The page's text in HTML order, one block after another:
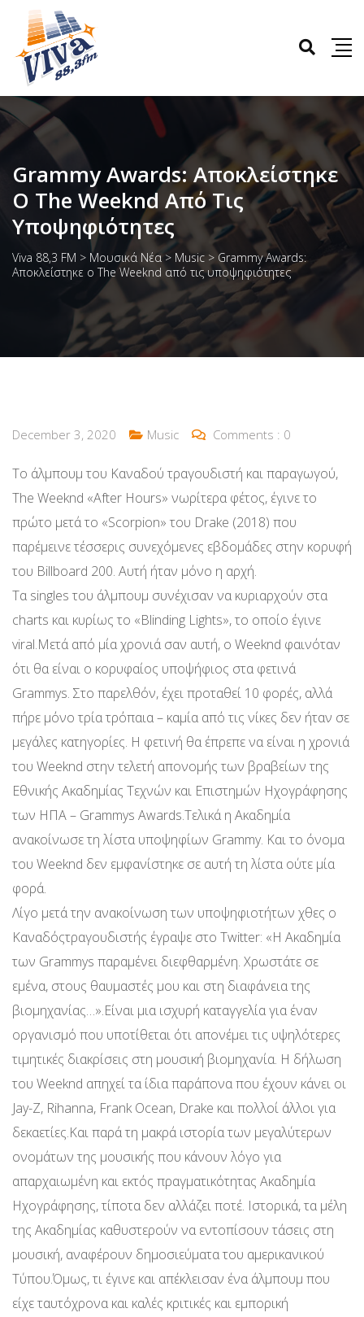
Grammy Awards: Αποκλείστηκε
Ο The Weeknd Από Τις
Υποψηφιότητες
Viva 88,3 FM > Μουσικά Νέα > Music > Grammy Awards:
Αποκλείστηκε ο The Weeknd από τις υποψηφιότητες
December 3, 2020 Music Comments : 0
To άλμπουμ του Καναδού τραγουδιστή και παραγωγού,
The Weeknd «After Hours» νωρίτερα φέτος, έγινε το
πρώτο μετά το «Scorpion» του Drake (2018) που
παρέμεινε τέσσερις συνεχόμενες εβδομάδες στην κορυφή
του Billboard 200. Αυτή ήταν μόνο η αρχή.
Τα singles του άλμπουμ συνέχισαν να κυριαρχούν στα
charts και κυρίως το «Blinding Lights», το οποίο έγινε
viral.Μετά από μία χρονιά σαν αυτή, ο Weeknd φαινόταν
ότι θα είναι ο κορυφαίος υποψήφιος στα φετινά
Grammys. Στο παρελθόν, έχει προταθεί 10 φορές, αλλά
πήρε μόνο τρία τρόπαια – καμία από τις νίκες δεν ήταν σε
μεγάλες κατηγορίες. Η φετινή θα έπρεπε να είναι η χρονιά
του Weeknd στην τελετή απονομής των βραβείων της
Εθνικής Ακαδημίας Τεχνών και Επιστημών Ηχογράφησης
των ΗΠΑ – Grammys Awards.Τελικά η Ακαδημία
ανακοίνωσε τη λίστα υποψηφίων Grammy. Και το όνομα
του Weeknd δεν εμφανίστηκε σε αυτή τη λίστα ούτε μία
φορά.
Λίγο μετά την ανακοίνωση των υποψηφιοτήτων χθες ο
Καναδόςτραγουδιστής έγραψε στο Twitter: «Η Ακαδημία
των Grammys παραμένει διεφθαρμένη. Χρωστάτε σε
εμένα, στους θαυμαστές μου και στη διαφάνεια της
βιομηχανίας…».Είναι μια ισχυρή καταγγελία για έναν
οργανισμό που υποτίθεται ότι απονέμει τις υψηλότερες
τιμητικές διακρίσεις στη μουσική βιομηχανία. Η δήλωση
του Weeknd απηχεί τα ίδια παράπονα που έχουν κάνει οι
Jay-Z, Rihanna, Frank Ocean, Drake και πολλοί άλλοι για
δεκαετίες.Και παρά τη μακρά ιστορία των μεγαλύτερων
ονομάτων της μουσικής που κάνουν λόγο για
απαρχαιωμένη και εκτός πραγματικότητας Ακαδημία
Ηχογράφησης, τίποτα δεν αλλάζει ποτέ. Ιστορικά, τα μέλη
της Ακαδημίας καθυστερούν να εντοπίσουν τάσεις στη
μουσική, αναφέρουν δημοσιεύματα του αμερικανικού
Τύπου.Όμως, τι έγινε και απέκλεισαν ένα άλμπουμ που
είχε ταυτόχρονα και καλές κριτικές και εμπορική